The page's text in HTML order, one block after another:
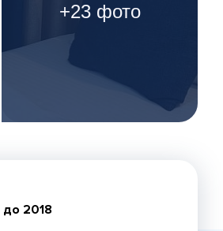
+23 фото
до 2018